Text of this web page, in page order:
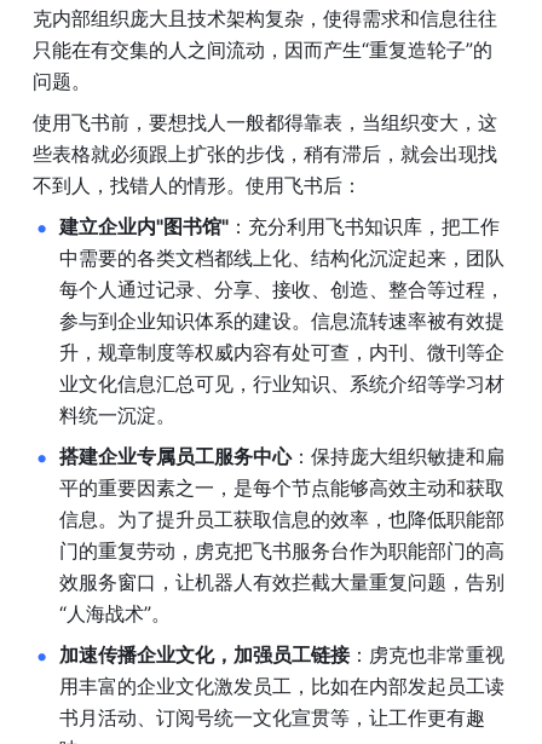
克内部组织庞大且技术架构复杂，使得需求和信息往往
只能在有交集的人之间流动，因而产生“重复造轮子”的
问题。
使用飞书前，要想找人一般都得靠表，当组织变大，这
些表格就必须跟上扩张的步伐，稍有滞后，就会出现找
不到人，找错人的情形。使用飞书后：
建立企业内"图书馆" ：充分利用飞书知识库，把工作
中需要的各类文档都线上化、结构化沉淀起来，团队
每个人通过记录、分享、接收、创造、整合等过程，
参与到企业知识体系的建设。信息流转速率被有效提
升，规章制度等权威内容有处可查，内刊、微刊等企
业文化信息汇总可见，行业知识、系统介绍等学习材
料统一沉淀。
搭建企业专属员工服务中心：保持庞大组织敏捷和扁
平的重要因素之一，是每个节点能够高效主动和获取
信息。为了提升员工获取信息的效率，也降低职能部
门的重复劳动，虏克把飞书服务台作为职能部门的高
效服务窗口，让机器人有效拦截大量重复问题，告别
“人海战术”。
加速传播企业文化，加强员工链接：虏克也非常重视
用丰富的企业文化激发员工，比如在内部发起员工读
书月活动、订阅号统一文化宣贯等，让工作更有趣